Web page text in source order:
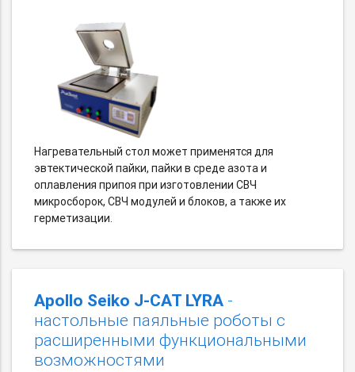
Нагревательный стол может применятся для
эвтектической пайки, пайки в среде азота и
оплавления припоя при изготовлении СВЧ
микросборок, СВЧ модулей и блоков, а также их
герметизации.
Apollo Seiko J-CAT LYRA -
настольные паяльные роботы с
расширенными функциональными
возможностями